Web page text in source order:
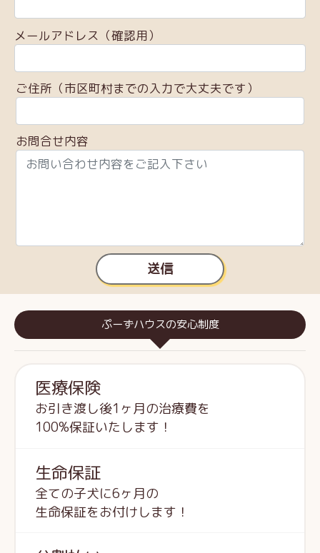
メールアドレス（確認用）
ご住所（市区町村までの入力で大丈夫です）
お問合せ内容
送信
ぷーずハウスの安心制度
医療保険
お引き渡し後1ヶ月の治療費を
100%保証いたします！
生命保証
全ての子犬に6ヶ月の
生命保証をお付けします！